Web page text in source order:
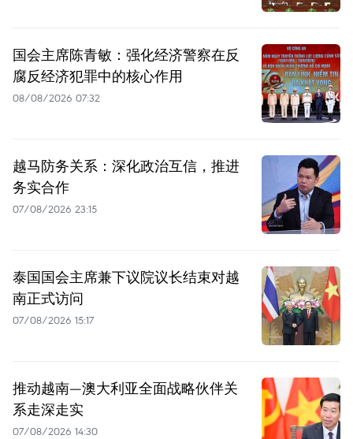
国会主席陈青敏：强化经济警察在反
腐反经济犯罪中的核心作用
08/08/2026 07:32
越马防务关系：深化政治互信，推进
务实合作
07/08/2026 23:15
泰国国会主席兼下议院议长结束对越
南正式访问
07/08/2026 15:17
推动越南—澳大利亚全面战略伙伴关
系走深走实
07/08/2026 14:30